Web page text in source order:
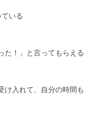
いる
た！」と言ってもらえる
け入れて、自分の時間も